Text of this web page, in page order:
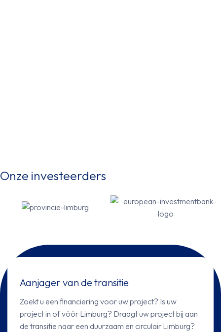
Onze investeerders
Aanjager van de transitie
Zoekt u een financiering voor uw project? Is uw
project in of vóór Limburg? Draagt uw project bij aan
de transitie naar een duurzaam en circulair Limburg?